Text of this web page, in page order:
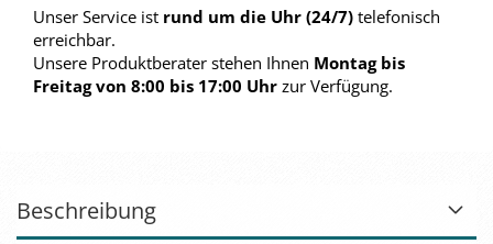
Unser Service ist rund um die Uhr (24/7) telefonisch
erreichbar.
Unsere Produktberater stehen Ihnen Montag bis
Freitag von 8:00 bis 17:00 Uhr zur Verfügung.
Beschreibung